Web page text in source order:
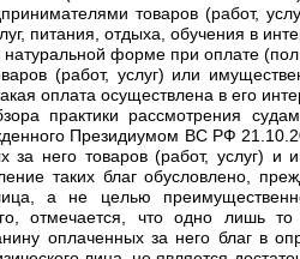
товаров (работ,
питания, отдыха, обучения в
форме при оплате
(работ, услуг) или
оплата осуществлена в его
практики рассмотрения
Президиумом ВС РФ
за него товаров (работ, услуг) и
таких благ обусловлено,
а не целью
отмечается, что одно лишь то
оплаченных за него благ в